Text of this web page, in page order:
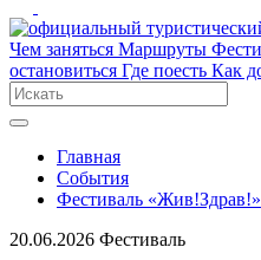
Чем заняться Маршруты
остановиться Где поесть Как
Главная
События
Фестиваль «Жив!Здрав!»
20.06.2026 Фестиваль